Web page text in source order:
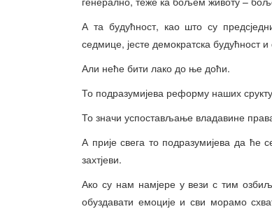
А та будућност, као што су
седмице, јесте демократска будућност
Али неће бити лако до ње доћи.
То подразумијева реформу наших
То значи успостављање владавине
А прије свега то подразумијева да
захтјеви.
Ако су нам намјере у вези с тим
обуздавати емоције и сви морамо